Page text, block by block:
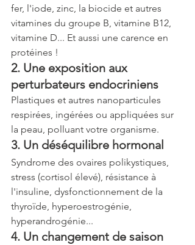
fer, l'iode, zinc, la biocide et autres
vitamines du groupe B, vitamine B12,
vitamine D... Et aussi une carence en
protéines !
2. Une exposition aux
perturbateurs endocriniens
Plastiques et autres nanoparticules
respirées, ingérées ou appliquées sur
la peau, polluant votre organisme.
3. Un déséquilibre hormonal
Syndrome des ovaires polikystiques,
stress (cortisol élevé), résistance à
l'insuline, dysfonctionnement de la
thyroïde, hyperoestrogénie,
hyperandrogénie...
4. Un changement de saison